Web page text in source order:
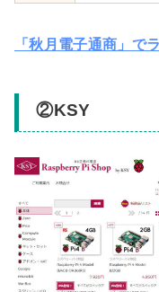
「秋月電子通商」で
②KSY